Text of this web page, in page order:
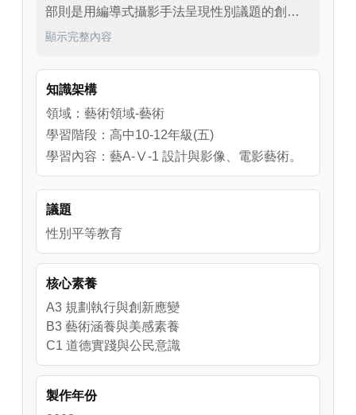
部則是用編導式攝影手法呈現性別議題的創
作。本片為第二部分的課程內容。
式攝影的特色以及創作手法，進而將之前小組
討論出的隊名，用編導式攝影的方式呈現。
顯示完整內容
知識架構
領域：藝術領域-藝術
學習階段：高中10-12年級(五)
學習內容：藝A-Ⅴ-1 設計與影像、電影藝術。
議題
性別平等教育
核心素養
A3 規劃執行與創新應變
B3 藝術涵養與美感素養
C1 道德實踐與公民意識
製作年份